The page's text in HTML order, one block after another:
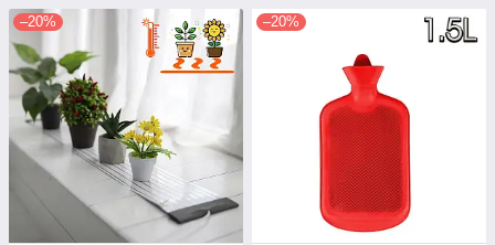
–20% –20%